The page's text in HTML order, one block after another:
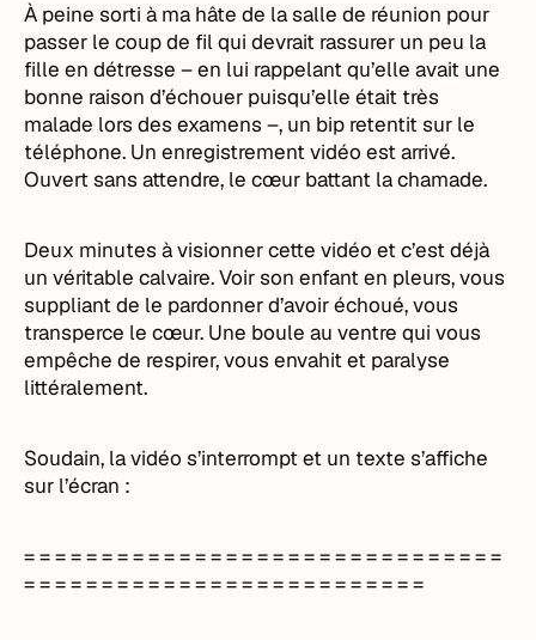
À peine sorti à ma hâte de la salle de réunion pour
passer le coup de fil qui devrait rassurer un peu la
fille en détresse – en lui rappelant qu’elle avait une
bonne raison d’échouer puisqu’elle était très
malade lors des examens –, un bip retentit sur le
téléphone. Un enregistrement vidéo est arrivé.
Ouvert sans attendre, le cœur battant la chamade.
Deux minutes à visionner cette vidéo et c’est déjà
un véritable calvaire. Voir son enfant en pleurs, vous
suppliant de le pardonner d’avoir échoué, vous
transperce le cœur. Une boule au ventre qui vous
empêche de respirer, vous envahit et paralyse
littéralement.
Soudain, la vidéo s’interrompt et un texte s’affiche
sur l’écran :
= = = = = = = = = = = = = = = = = = = = = = = = = = = = = = =
= = = = = = = = = = = = = = = = = = = = = = = = = =